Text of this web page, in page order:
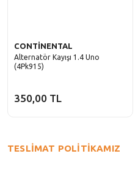
CONTİNENTAL
Alternatör Kayışı 1.4 Uno
(4Pk915)
350,00 TL
TESLİMAT POLİTİKAMIZ